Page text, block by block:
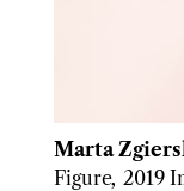
Marta
Figure, 2019